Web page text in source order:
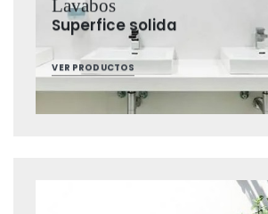
Lavabos
Superfice solida
VER PRODUCTOS